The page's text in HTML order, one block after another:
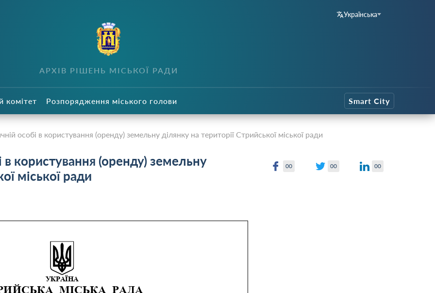
Українська
АРХІВ РІШЕНЬ МІСЬКОЇ РАДИ
комітет Розпорядження міського голови Smart City
особі в користування (оренду) земельну ділянку на території Стрийської міської ради
користування (оренду) земельну
міської ради
00 00 00